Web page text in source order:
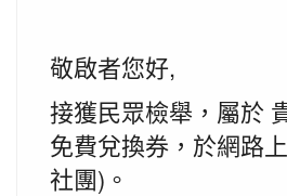
敬啟者您好,
接獲民眾檢舉，屬於
免費兌換券，於網路
社團)。